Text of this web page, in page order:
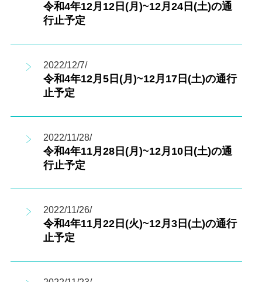
令和4年12月12日(月)~12月24日(土)の通
行止予定
2022/12/7/
令和4年12月5日(月)~12月17日(土)の通行
止予定
2022/11/28/
令和4年11月28日(月)~12月10日(土)の通
行止予定
2022/11/26/
令和4年11月22日(火)~12月3日(土)の通行
止予定